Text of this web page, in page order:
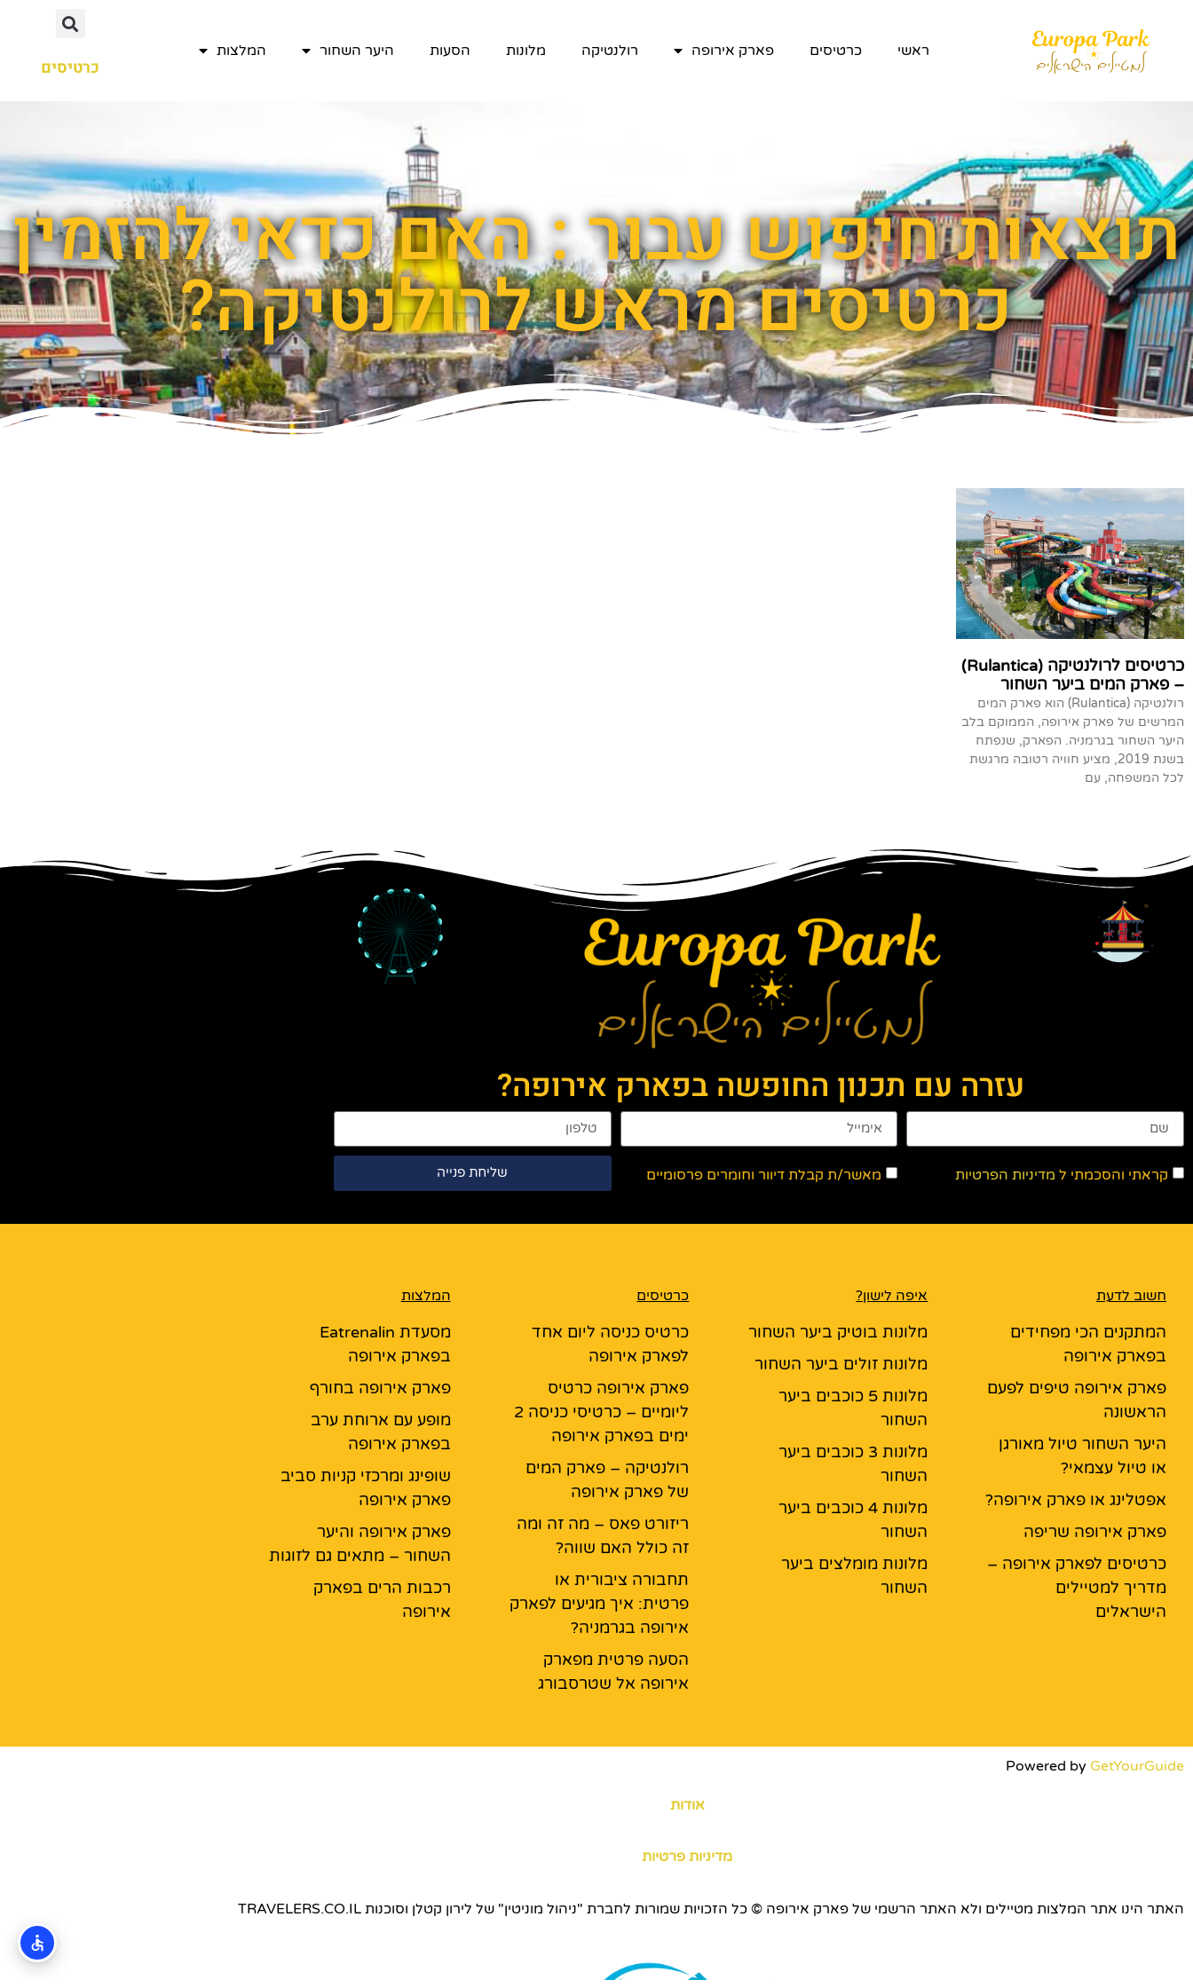
ראשי כרטיסים פארק אירופה רולנטיקה מלונות הסעות היער השחור המלצות
כרטיסים
תוצאות חיפוש עבור : האם כדאי להזמין
כרטיסים מראש לרולנטיקה?
כרטיסים לרולנטיקה (Rulantica)
– פארק המים ביער השחור
רולנטיקה (Rulantica) הוא פארק המים
המרשים של פארק אירופה, הממוקם בלב
היער השחור בגרמניה. הפארק, שנפתח
בשנת 2019, מציע חוויה רטובה מרגשת
לכל המשפחה, עם
עזרה עם תכנון החופשה בפארק אירופה?
קראתי והסכמתי ל מדיניות הפרטיות מאשר/ת קבלת דיוור וחומרים פרסומיים שליחת פנייה
חשוב לדעת
המתקנים הכי מפחידים
בפארק אירופה
פארק אירופה טיפים לפעם
הראשונה
היער השחור טיול מאורגן
או טיול עצמאי?
אפטלינג או פארק אירופה?
פארק אירופה שריפה
כרטיסים לפארק אירופה –
מדריך למטיילים
הישראלים
איפה לישון?
מלונות בוטיק ביער השחור
מלונות זולים ביער השחור
מלונות 5 כוכבים ביער
השחור
מלונות 3 כוכבים ביער
השחור
מלונות 4 כוכבים ביער
השחור
מלונות מומלצים ביער
השחור
כרטיסים
כרטיס כניסה ליום אחד
לפארק אירופה
פארק אירופה כרטיס
ליומיים – כרטיסי כניסה 2
ימים בפארק אירופה
רולנטיקה – פארק המים
של פארק אירופה
ריזורט פאס – מה זה ומה
זה כולל האם שווה?
תחבורה ציבורית או
פרטית: איך מגיעים לפארק
אירופה בגרמניה?
הסעה פרטית מפארק
אירופה אל שטרסבורג
המלצות
מסעדת Eatrenalin
בפארק אירופה
פארק אירופה בחורף
מופע עם ארוחת ערב
בפארק אירופה
שופינג ומרכזי קניות סביב
פארק אירופה
פארק אירופה והיער
השחור – מתאים גם לזוגות
רכבות הרים בפארק
אירופה
Powered by GetYourGuide
אודות
מדיניות פרטיות
האתר הינו אתר המלצות מטיילים ולא האתר הרשמי של פארק אירופה © כל הזכויות שמורות לחברת "ניהול מוניטין" של לירון קטלן וסוכנות TRAVELERS.CO.IL